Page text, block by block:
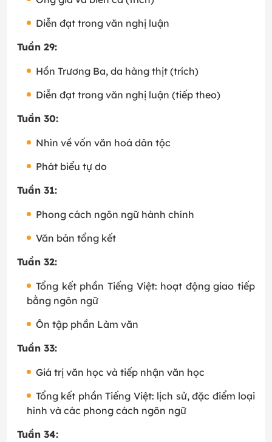
Diễn đạt trong văn nghị luận
Tuần 29:
Hồn Trương Ba, da hàng thịt (trích)
Diễn đạt trong văn nghị luận (tiếp theo)
Tuần 30:
Nhìn về vốn văn hoá dân tộc
Phát biểu tự do
Tuần 31:
Phong cách ngôn ngữ hành chính
Văn bản tổng kết
Tuần 32:
Tổng kết phần Tiếng Việt: hoạt động giao tiếp
bằng ngôn ngữ
Ôn tập phần Làm văn
Tuần 33:
Giá trị văn học và tiếp nhận văn học
Tổng kết phần Tiếng Việt: lịch sử, đặc điểm loại
hình và các phong cách ngôn ngữ
Tuần 34: